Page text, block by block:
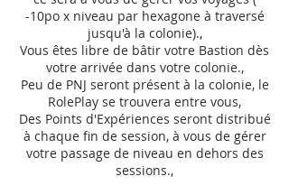
-10po x niveau par hexagone à traversé
jusqu'à la colonie).,
Vous êtes libre de bâtir votre Bastion dès
votre arrivée dans votre colonie.,
Peu de PNJ seront présent à la colonie, le
RolePlay se trouvera entre vous,
Des Points d'Expériences seront distribué
à chaque fin de session, à vous de gérer
votre passage de niveau en dehors des
sessions.,